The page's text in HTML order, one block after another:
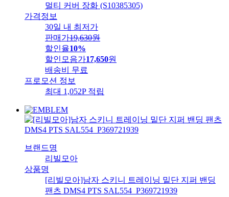
멀티 커버 장화 (S10385305)
가격정보
30일 내 최저가
판매가19,630원
할인율10%
할인모음가17,650원
배송비
무료
프로모션 정보
최대 1,052P 적립
브랜드명
리빌모아
상품명
[리빌모아]남자 스키니 트레이닝 밑단 지퍼 밴딩
팬츠 DMS4 PTS SAL554_P369721939